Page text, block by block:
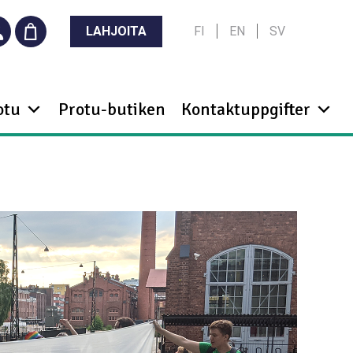
LAHJOITA FI EN SV
Protu-butiken Kontaktuppgifter